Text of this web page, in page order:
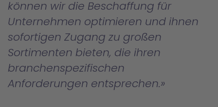
können wir die Beschaffung für
Unternehmen optimieren und ihnen
sofortigen Zugang zu großen
Sortimenten bieten, die ihren
branchenspezifischen
Anforderungen entsprechen.